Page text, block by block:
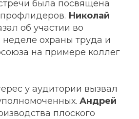
была посвящена
Николай
об участии во
неделе охраны труда и
на примере коллег
у аудитории вызвал
Андрей
плоского